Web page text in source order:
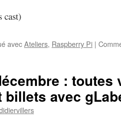
cast)
avecAteliers, Raspberry Pi |
: toutes
billets avec